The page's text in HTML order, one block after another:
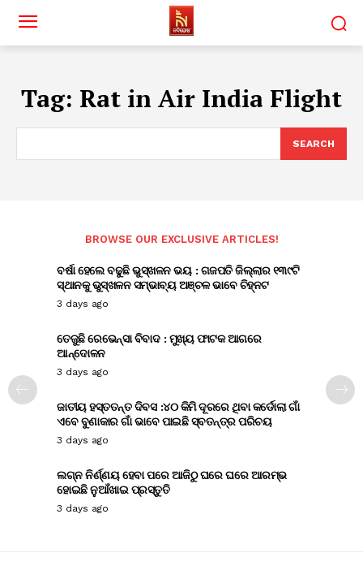
Tag: Rat in Air India Flight
SEARCH
BROWSE OUR EXCLUSIVE ARTICLES!
ବର୍ଷା ହେଲେ ବଢୁଛି ଭୁସ୍ଖଳନ ଭୟ : ଗଜପତି ଜିଲ୍ଲାର ୧୩୯ଟି
ସ୍ଥାନକୁ ଭୁସ୍ଖଳନ ସମ୍ଭାବ୍ୟ ଅଞ୍ଚଳ ଭାବେ ଚିହ୍ନଟ
3 days ago
ତେଜୁଛି ରେଭେନ୍ସା ବିବାଦ : ମୁଖ୍ୟ ଫାଟକ ଆଗରେ
ଆନ୍ଦୋଳନ
3 days ago
ଜାତୀୟ ହସ୍ତତନ୍ତ ଦିବସ :୪୦ କିମି ଦୂରରେ ଥିବା କର୍ଡୋଲା ଗାଁ
ଏବେ ବୁଣାକାର ଗାଁ ଭାବେ ପାଇଛି ସ୍ବତନ୍ତ୍ର ପରିଚୟ
3 days ago
ଲଗ୍ନ ନିର୍ଣ୍ଣୟ ହେବା ପରେ ଆଜିଠୁ ଘରେ ଘରେ ଆରମ୍ଭ
ହୋଇଛି ନୁଆଁଖାଇ ପ୍ରସ୍ତୁତି
3 days ago